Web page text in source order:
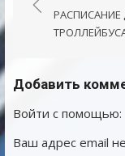
по
записям
Добавить
Войти с помощью:
Ваш адрес email